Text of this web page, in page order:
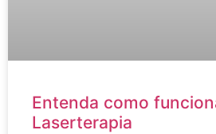
Entenda como
Laserterapia